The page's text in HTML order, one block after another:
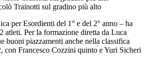
Trainotti sul gradino più alto
per Esordienti del 1° e del 2° anno – ha
atleti. Per la formazione diretta da Luca
buoni piazzamenti anche nella classifica
con Francesco Cozzini quinto e Yuri Sicheri